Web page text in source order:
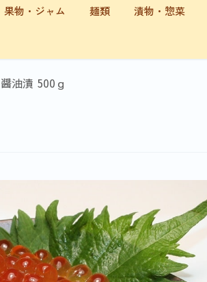
果物・ジャム 麺類 漬物・惣菜
油漬 500ｇ